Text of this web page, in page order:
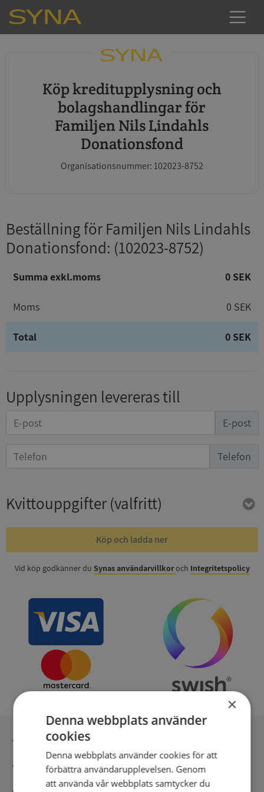
Köp kreditupplysning och
bolagshandlingar för
Familjen Nils Lindahls
Donationsfond
Organisationsnummer: 102023-8752
Beställning för Familjen Nils Lindahls
Donationsfond: (102023-8752)
Summa exkl.moms 0 SEK
Moms 0 SEK
Total 0 SEK
Upplysningen levereras till
E-post
Telefon
Kvittouppgifter(valfritt)
Köp och ladda ner
Vid köp godkänner du Synas användarvillkoroch Integritetspolicy
Inga kopior till omfrågad
Säker betalning med stripe
×
Denna webbplats använder
cookies
Denna webbplats använder cookies för att
förbättra användarupplevelsen. Genom
att använda vår webbplats samtycker du